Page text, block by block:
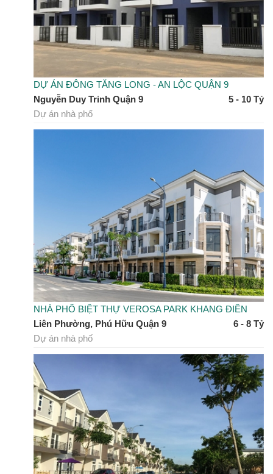
DỰ ÁN ĐÔNG TĂNG LONG - AN LỘC QUẬN 9
Nguyễn Duy Trinh Quận 9
5 - 10 Tỷ
Dự án nhà phố
NHÀ PHỐ BIỆT THỰ VEROSA PARK KHANG ĐIỀN
Liên Phường, Phú Hữu Quận 9
6 - 8 Tỷ
Dự án nhà phố